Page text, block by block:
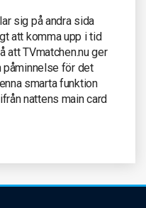
sig på andra sida
att komma upp i tid
att TVmatchen.nu ger
påminnelse för det
smarta funktion
nattens main card